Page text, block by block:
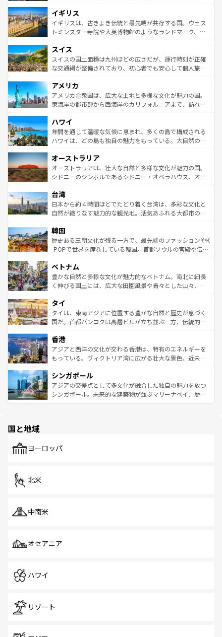
いる。シャンパンの発祥地であるランス、プロヴァンスの
香り高いラベンダー畑など、多彩な楽しみ方が可能だ。さ
らに、パリ以外の地域にも魅力が溢れており、どの街角に
れる地方に足を運ぶとそれぞれで全く異なる文化を体験で
きるだろう。 なお、新着のフランス情報はコンテンツ一覧
を参照してほしい。
顔を持つこの国は、どこを歩いても飽きることがない。ベ
ルリンの文化的活気、バイエルン州のアルプスの絶景、そ
してライン川沿いのワイン畑といった風景は必見。ビール
は、お酒好きな人にはぜひ体験してほしい。 なお、新着の
ドイツ情報はコンテンツ一覧を参照してほしい。
イギリス
イギリスは、古きよき伝統と最先端が共存する国。ウェス
トミンスター寺院や大英博物館のようなランドマーク、歴
リアごとに異なる魅力がある。また、優雅なアフタヌーン
ティー、ビール好きにはたまらない英国パブ、サッカー観
戦など、本場だからこそできる体験も豊富。イギリスを旅
ンツ一覧を参照してほしい。
スイス
スイスの国土面積は九州ほどの広さだが、運行時刻が正確
な交通網が整備されており、初心者でも安心して個人旅行
の建物がそのまま残る町や、スイスならではのユニークな
博物館もあり、アルプス観光だけでなく町歩きも満喫する
ことができる。国民の所得が高いため物価も高いが、旅行
ば市内交通費無料で観光を楽しむこともできる。 なお、新
着のスイス情報はコンテンツ一覧 を参照してほしい。
アメリカ
アメリカ合衆国は、広大な土地と多様な文化が魅力の国。
東海岸の都市部から西海岸のカリフォルニアまで、訪れる
のような巨大都市は、観光、ショッピング、エンターテイ
ンメントが詰まった刺激的なスポットだ。一方、アメリカ
西部には大自然が広がり、グランドキャニオンやイエロー
部のニューオーリンズでは、音楽と美食が融合した独特の
文化が魅力。旅行者はアメリカの各地域で異なる魅力を楽
しみながら、その多様性と豊かな歴史を感じることができ
ならではの贅沢な旅のスタイルだ。 なお、新着のアメリカ
情報はコンテンツ一覧を参照してほしい。
ハワイ
年間を通じて温暖な気候に恵まれ、多くの島で構成される
ハワイは、どの島も独自の魅力をもっている。大自然の神
ワイ島は見逃せない。また、定番の観光地といえばオアフ
島だが、静かな自然を求めるならマウイ島やカウアイ島が
おすすめ。エメラルドグリーンに輝く海をはじめ、豊かな
れるおもてなしの心で訪れる人々を迎えてくれるハワイの
人々、おいしいローカルフードやハワイアンミュージッ
ク、伝統的なフラダンスなど、すべてがハワイの魅力を彩
ワイを、存分に味わってほしい。 なお、新着のハワイ情報
はコンテンツ一覧を参照してほしい。
オーストラリア
オーストラリアは、壮大な自然と多様な文化が魅力の国。
シドニーのシンボルであるシドニー・オペラハウス、オー
リアリーフや大陸中央部にそびえるウルル（エアーズロッ
ク）、タスマニアの美しい原生林やケアンズの熱帯雨林な
ど、見どころがたくさん。また、カフェやワイン、オージ
いる。アクティビティも充実しており、サーフィンやダイ
ビング、ハイキングなど、アウトドア好きにはたまらな
い。オーストラリアの多彩な魅力を存分に味わいつくそ
参照してほしい。
台湾
日本から約４時間ほどでたどり着く台湾は、多彩な文化と
自然が織りなす魅力的な観光地。活気あふれる大都市の台
ン）、静ひつな山岳地帯である台湾東部など、都市の喧騒
と山間の静けさが共存しており、訪れる人に新しい発見と
驚きをもたらしてくれる。また、奥深い台湾の食文化も魅
容にもいいと評判のスイーツなど、バラエティ豊かな料理
が味わえる。 なお、新着の台湾情報は コンテンツ一覧を参
照してほしい。
韓国
歴史ある王朝文化が残る一方で、最先端のファッションやK
-POPで世界を席巻している韓国。首都ソウルの宮殿や伝統
き、地方に足を延ばせば四季折々の自然美を楽しむことが
できる。そして、キムチや焼肉、絶品のストリートフード
まで、さまざまな韓国料理が待っている。夜には、韓国な
リティに包まれながら、韓国の多彩な魅力を心ゆくまで味
わってみてほしい。 なお、新着の韓国情報はコンテンツ一
覧を参照してほしい。
ベトナム
豊かな自然と多様な文化が魅力的なベトナム。南北に細長
く伸びる国土には、広大な田園風景や青々とした山々、世
急速な発展と共に伝統が息づく。ハノイの古い町並みやホ
ーチミン市のフランス統治時代の建物も、独特の雰囲気を
醸し出している。また、バラエティの豊かさとおいしさで
とつ。フォーやバインミー、ベトナムコーヒーなどは、ぜ
ひ現地で味わいたい。どの地域を訪れてもあたたかい人々
が旅行者を迎えてくれるので、きっと忘れられない旅にな
参照してほしい。
タイ
タイは、東南アジアに位置する豊かな自然と歴史が息づく
国だ。首都バンコクは高層ビルが立ち並ぶ一方、伝統的な
の活気が交差している。北部ではチェンマイなどの山岳地
帯で自然と触れ合い、南部ではプーケットやクラビの美し
いビーチでリゾート気分を楽しむことができる。タイ料理
激する。気候は一年中温暖で、どの季節にも異なる楽しみ
が待っている。親しみやすいタイの人々、仏教を中心とし
た文化、そして多様な観光資源が、訪れる旅人を魅了し続
香港
アジアと西洋の文化が交わる香港は、特有のエネルギーを
もっている。ヴィクトリア湾に広がる壮大な景色、近未来
み、どこを訪れても感動するはず。観光スポットが密集し
ており、効率よく見どころを回れるのも魅力。息をのむよ
うな絶景から文化的な体験まで、香港を存分に楽しみ尽く
シンガポール
アジアの交差点として多文化が融合した独自の魅力を放つ
シンガポール。未来的な建築物が並ぶマリーナベイ、歴史
で、ホーカーズは地元の風情を楽しめる外せないスポット
国と地域
ヨーロッパ
北米
中南米
オセアニア
ハワイ
リゾート